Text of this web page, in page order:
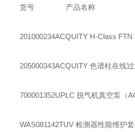
货号 产品名称
201000234ACQUITY H-Class FTN
205000343ACQUITY 色谱柱在线过
700001352UPLC 脱气机真空泵（
WAS081142TUV 检测器性能维护